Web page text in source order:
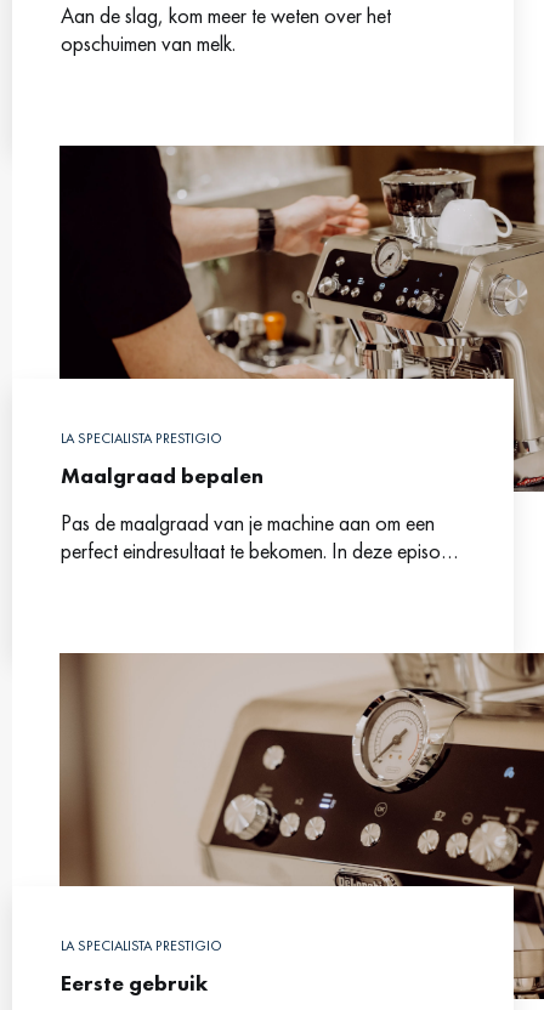
Aan de slag, kom meer te weten over het
opschuimen van melk.
LA SPECIALISTA PRESTIGIO
Maalgraad bepalen
Pas de maalgraad van je machine aan om een
perfect eindresultaat te bekomen. In deze episode
LA SPECIALISTA PRESTIGIO
Eerste gebruik